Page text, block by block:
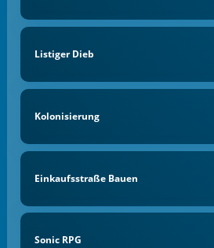
Listiger Dieb
Kolonisierung
Einkaufsstraße Bauen
Sonic RPG